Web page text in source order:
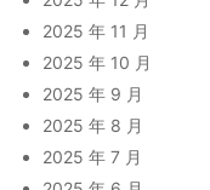
2025 年 11 月
2025 年 10 月
2025 年 9 月
2025 年 8 月
2025 年 7 月